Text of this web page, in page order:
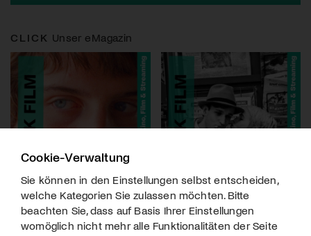
CLICK Unser eMagazin
Cookie-Verwaltung
Sie können in den Einstellungen selbst entscheiden,
welche Kategorien Sie zulassen möchten. Bitte
beachten Sie, dass auf Basis Ihrer Einstellungen
womöglich nicht mehr alle Funktionalitäten der Seite